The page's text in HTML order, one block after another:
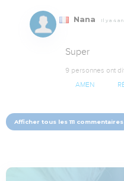
Nana Il y a 4
Super
9 personnes ont
AMEN
Afficher tous les 111 commentaires